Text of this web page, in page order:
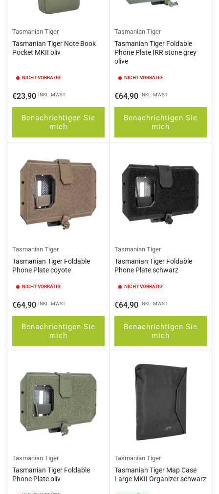
Tasmanian Tiger
Tasmanian Tiger Note Book
Pocket MKII oliv
NICHT VORRÄTIG
Normaler
Preis
€23,90 INKL. MWST
Benachrichtigen Sie
mich
Tasmanian Tiger
Tasmanian Tiger Foldable
Phone Plate IRR stone grey
olive
NICHT VORRÄTIG
Normaler
Preis
€64,90 INKL. MWST
Benachrichtigen Sie
mich
Tasmanian Tiger
Tasmanian Tiger Foldable
Phone Plate coyote
NICHT VORRÄTIG
Normaler
Preis
€64,90 INKL. MWST
Benachrichtigen Sie
mich
Tasmanian Tiger
Tasmanian Tiger Foldable
Phone Plate schwarz
NICHT VORRÄTIG
Normaler
Preis
€64,90 INKL. MWST
Benachrichtigen Sie
mich
Tasmanian Tiger
Tasmanian Tiger Foldable
Phone Plate oliv
Tasmanian Tiger
Tasmanian Tiger Map Case
Large MKII Organizer schwarz